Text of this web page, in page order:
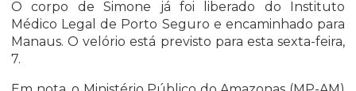
O corpo de Simone já foi liberado do Instituto
Médico Legal de Porto Seguro e encaminhado para
Manaus. O velório está previsto para esta sexta-feira,
7.